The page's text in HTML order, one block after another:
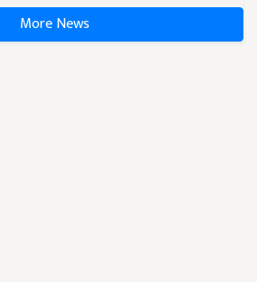
More News